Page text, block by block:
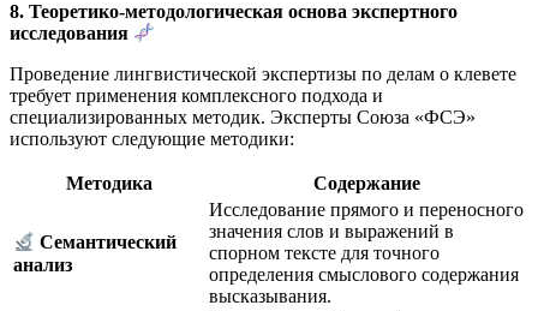
8. Теоретико-методологическая основа экспертного
исследования
Проведение лингвистической экспертизы по делам о клевете
требует применения комплексного подхода и
специализированных методик. Эксперты Союза «ФСЭ»
используют следующие методики:
Методика Содержание
Семантический
анализ
Исследование прямого и переносного
значения слов и выражений в
спорном тексте для точного
определения смыслового содержания
высказывания.